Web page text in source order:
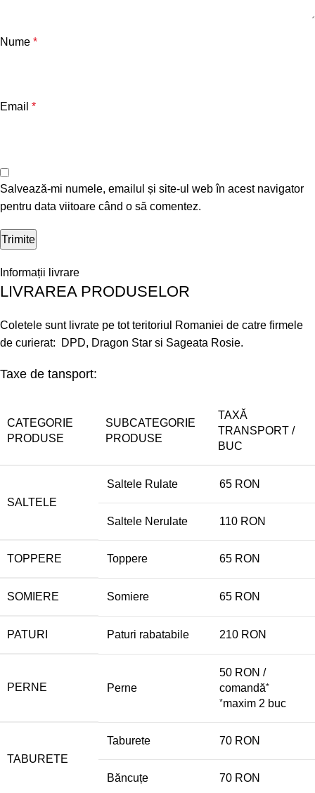
Nume *
Email *
Salvează-mi numele, emailul și site-ul web în acest navigator
pentru data viitoare când o să comentez.
Informații livrare
LIVRAREA PRODUSELOR
Coletele sunt livrate pe tot teritoriul Romaniei de catre firmele
de curierat: DPD, Dragon Star si Sageata Rosie.
Taxe de tansport:
CATEGORIE
PRODUSE
SUBCATEGORIE
PRODUSE
TAXĂ
TRANSPORT /
BUC
SALTELE
Saltele Rulate 65 RON
Saltele Nerulate 110 RON
TOPPERE Toppere 65 RON
SOMIERE Somiere 65 RON
PATURI Paturi rabatabile 210 RON
PERNE Perne
50 RON /
comandă*
*maxim 2 buc
TABURETE
Taburete 70 RON
Băncuțe 70 RON